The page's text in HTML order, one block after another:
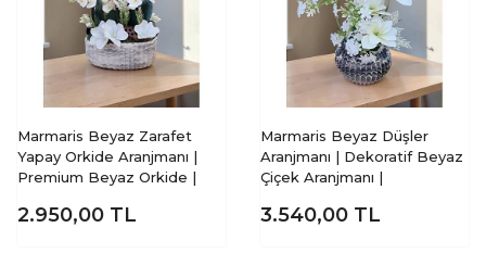
Marmaris Beyaz Zarafet
Yapay Orkide Aranjmanı |
Premium Beyaz Orkide |
2.950,00 TL
Marmaris Beyaz Düşler
Aranjmanı | Dekoratif Beyaz
Çiçek Aranjmanı |
3.540,00 TL